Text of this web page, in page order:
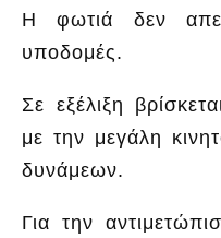
Η φωτιά δεν
υποδομές.
Σε εξέλιξη
με την μεγάλη
δυνάμεων.
Για την